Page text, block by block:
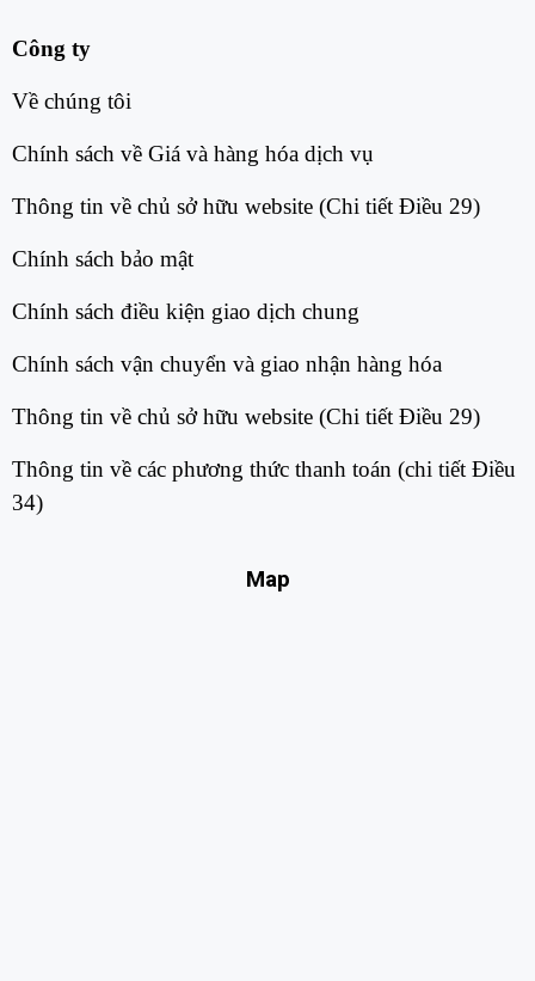
Công ty
Về chúng tôi​
Chính sách về Giá và hàng hóa dịch vụ​
Thông tin về chủ sở hữu website (Chi tiết Điều 29)​
Chính sách bảo mật​
Chính sách điều kiện giao dịch chung​
Chính sách vận chuyển và giao nhận hàng hóa​
Thông tin về chủ sở hữu website (Chi tiết Điều 29)​
Thông tin về các phương thức thanh toán (chi tiết Điều
34)​
Map